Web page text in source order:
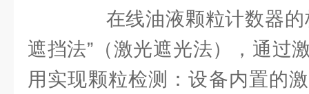
在线油液颗粒计数器的
遮挡法”（激光遮光法），通过
用实现颗粒检测：设备内置的